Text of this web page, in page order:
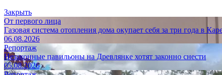
Закрыть
От первого лица
Газовая система отопления дома окупает себя за три года в
06.08.2026
Репортаж
Незаконные павильоны на Древлянке хотят законно снести
05.08.2026